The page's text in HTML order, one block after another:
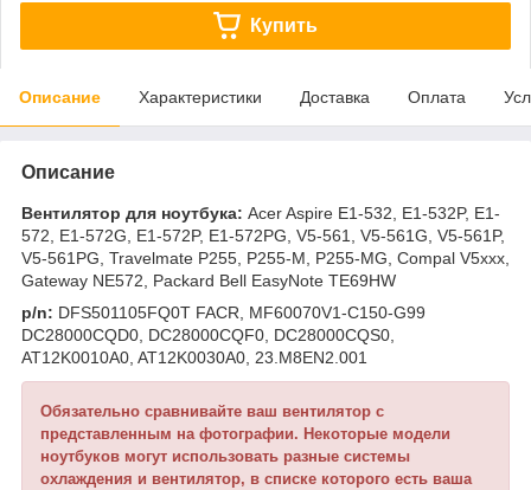
Купить
Описание Характеристики Доставка Оплата
Описание
Вентилятор для ноутбука: Acer Aspire E1-532, E1-532P, E1-
572, E1-572G, E1-572P, E1-572PG, V5-561, V5-561G, V5-561P,
V5-561PG, Travelmate P255, P255-M, P255-MG, Compal V5xxx,
Gateway NE572, Packard Bell EasyNote TE69HW
p/n: DFS501105FQ0T FACR, MF60070V1-C150-G99
DC28000CQD0, DC28000CQF0, DC28000CQS0,
AT12K0010A0, AT12K0030A0, 23.M8EN2.001
Обязательно сравнивайте ваш вентилятор с
представленным на фотографии. Некоторые модели
ноутбуков могут использовать разные системы
охлаждения и вентилятор, в списке которого есть ваша